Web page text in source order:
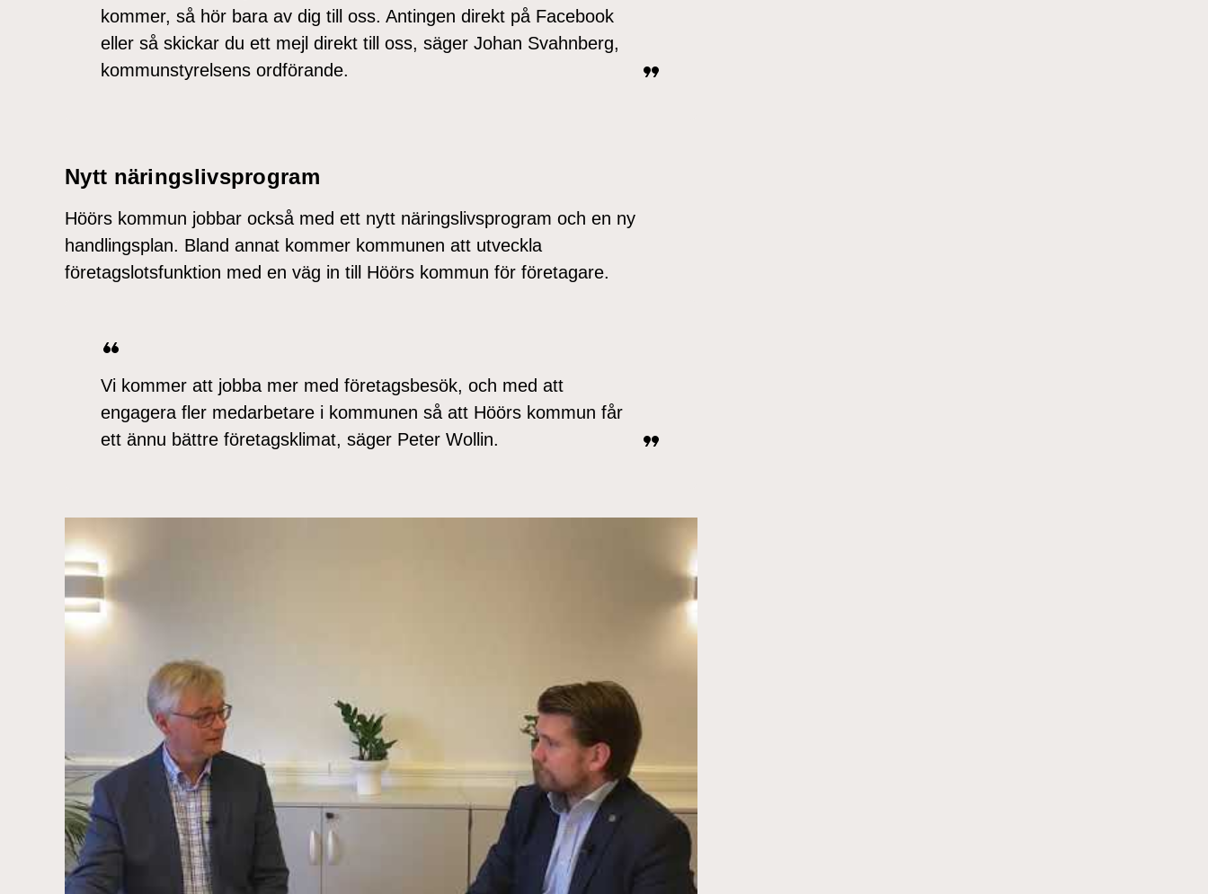
kommer, så hör bara av dig till oss. Antingen direkt på Facebook
eller så skickar du ett mejl direkt till oss, säger Johan Svahnberg,
kommunstyrelsens ordförande.
Nytt näringslivsprogram
Höörs kommun jobbar också med ett nytt näringslivsprogram och en ny
handlingsplan. Bland annat kommer kommunen att utveckla
företagslotsfunktion med en väg in till Höörs kommun för företagare.
Vi kommer att jobba mer med företagsbesök, och med att
engagera fler medarbetare i kommunen så att Höörs kommun får
ett ännu bättre företagsklimat, säger Peter Wollin.